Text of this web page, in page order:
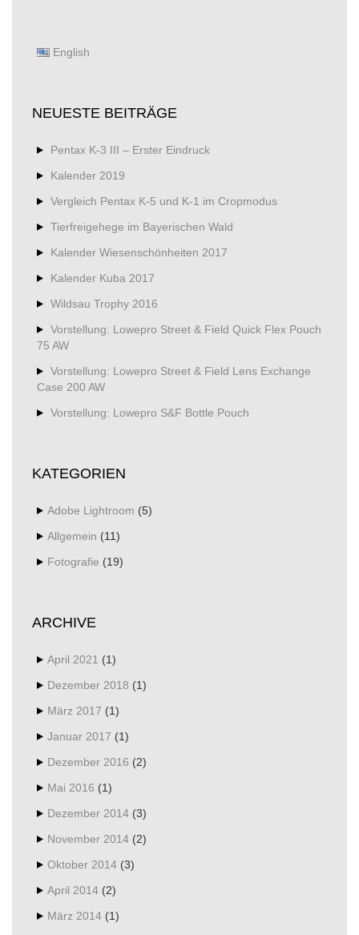
English
NEUESTE BEITRÄGE
Pentax K-3 III – Erster Eindruck
Kalender 2019
Vergleich Pentax K-5 und K-1 im Cropmodus
Tierfreigehege im Bayerischen Wald
Kalender Wiesenschönheiten 2017
Kalender Kuba 2017
Wildsau Trophy 2016
Vorstellung: Lowepro Street & Field Quick Flex Pouch
75 AW
Vorstellung: Lowepro Street & Field Lens Exchange
Case 200 AW
Vorstellung: Lowepro S&F Bottle Pouch
KATEGORIEN
Adobe Lightroom (5)
Allgemein (11)
Fotografie (19)
ARCHIVE
April 2021 (1)
Dezember 2018 (1)
März 2017 (1)
Januar 2017 (1)
Dezember 2016 (2)
Mai 2016 (1)
Dezember 2014 (3)
November 2014 (2)
Oktober 2014 (3)
April 2014 (2)
März 2014 (1)